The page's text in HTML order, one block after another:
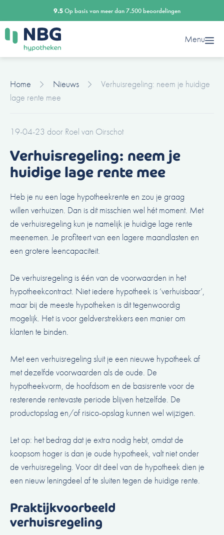
naar
de
inhoud
9.5Op basis van meer dan 7.500 beoordelingen
Menu
Home Nieuws
Verhuisregeling: neem je huidige
lage rente mee
19-04-23 door Roel van Oirschot
Verhuisregeling: neem je
huidige lage rente mee
Heb je nu een lage hypotheekrente en zou je graag
willen verhuizen. Dan is dit misschien wel hét moment. Met
de verhuisregeling kun je namelijk je huidige lage rente
meenemen. Je profiteert van een lagere maandlasten en
een grotere leencapaciteit.
De verhuisregeling is één van de voorwaarden in het
hypotheekcontract. Niet iedere hypotheek is ‘verhuisbaar’,
maar bij de meeste hypotheken is dit tegenwoordig
mogelijk. Het is voor geldverstrekkers een manier om
klanten te binden.
Met een verhuisregeling sluit je een nieuwe hypotheek af
met dezelfde voorwaarden als de oude. De
hypotheekvorm, de hoofdsom en de basisrente voor de
resterende rentevaste periode blijven hetzelfde. De
productopslag en/of risico-opslag kunnen wel wijzigen.
Let op: het bedrag dat je extra nodig hebt, omdat de
koopsom hoger is dan je oude hypotheek, valt niet onder
de verhuisregeling. Voor dit deel van de hypotheek dien je
een nieuw leningdeel af te sluiten tegen de huidige rente.
Praktijkvoorbeeld
verhuisregeling